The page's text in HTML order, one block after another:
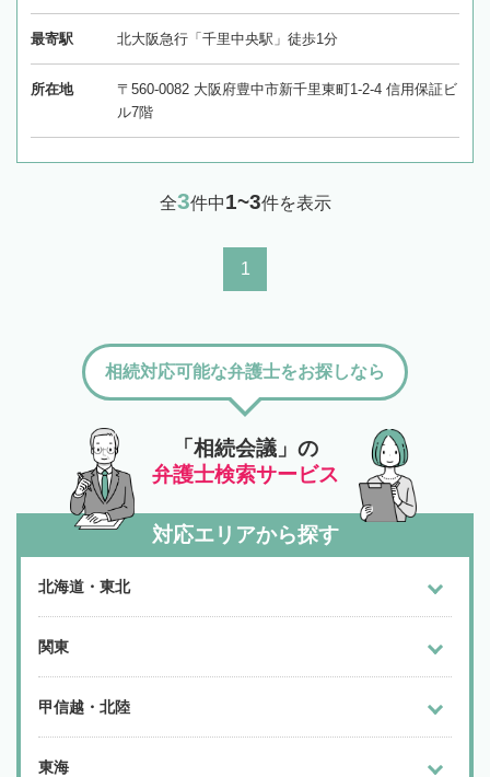
最寄駅 北大阪急行「千里中央駅」徒歩1分
所在地
〒560-0082 大阪府豊中市新千里東町1-2-4 信用保証ビ
ル7階
全3件中1~3件を表示
1
「相続会議」の
弁護士検索サービス
相続対応可能な弁護士をお探しなら
対応エリアから探す
北海道・東北
関東
甲信越・北陸
東海